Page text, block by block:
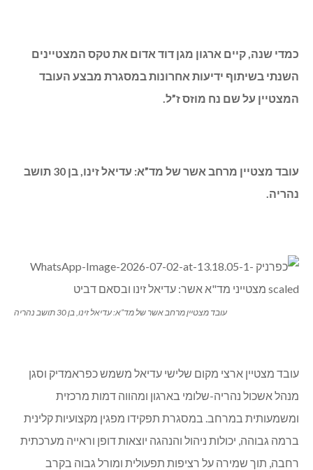
כמדי שנה, קיים ארגון מגן דוד אדום את טקס המצטיינים
השנתי בשיתוף ידיעות אחרונות במסגרת מבצע העובד
המצטיין על שם נח מוזס ז”ל.
עובד מצטיין מרחב אשר של מד”א: עדיאל זינו, בן 30 תושב
נהריה.
עובד מצטיין מרחב אשר של מד”א: עדיאל זינו, בן 30 תושב נהריה
עובד מצטיין ארצי מקום שלישי עדיאל משמש כפראמדיק וסגן
מנהל אשכול נהריה-שלומי בארגון ומהווה דמות מרכזית
ומשמעותית במרחב. במסגרת תפקידו מפגין מקצועיות קלינית
ברמה גבוהה, יכולות ניהול והנהגה יוצאות דופן וראייה מערכתית
רחבה, תוך שמירה על רציפות תפעולית ומורל גבוה בקרב